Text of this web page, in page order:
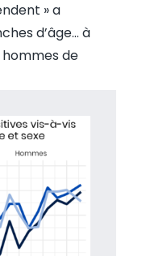
» a
d’âge… à
de